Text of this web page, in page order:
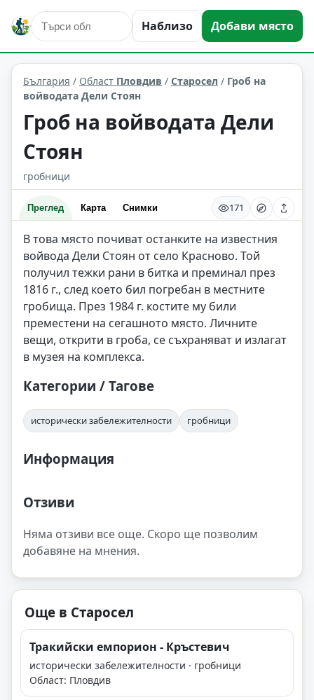
Наблизо Добави място
исторически забележителности
Старосел
Област: Пловдив
България / Област Пловдив / Старосел / Гроб на
войводата Дели Стоян
Гроб на войводата Дели
Стоян
гробници
Преглед Карта Снимки 171
В това място почиват останките на известния
войвода Дели Стоян от село Красново. Той
получил тежки рани в битка и преминал през
1816 г., след което бил погребан в местните
гробища. През 1984 г. костите му били
преместени на сегашното място. Личните
вещи, открити в гроба, се съхраняват и излагат
в музея на комплекса.
Категории / Тагове
исторически забележителности гробници
Информация
Отзиви
Няма отзиви все още. Скоро ще позволим
добавяне на мнения.
Още в Старосел
Тракийски емпорион - Кръстевич
исторически забележителности · гробници
Област: Пловдив